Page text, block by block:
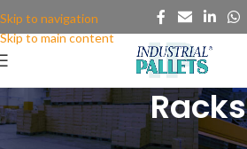
Skip to navigation
Skip to main content
Racks
Mostrando los 6 resultados